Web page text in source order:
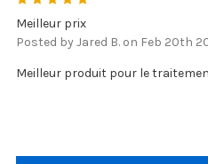
Meilleur prix
Posted by Jared B. on Feb 20th
Meilleur produit pour le